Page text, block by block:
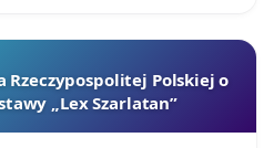
Rzeczypospolitej Polskiej o
„Lex Szarlatan”